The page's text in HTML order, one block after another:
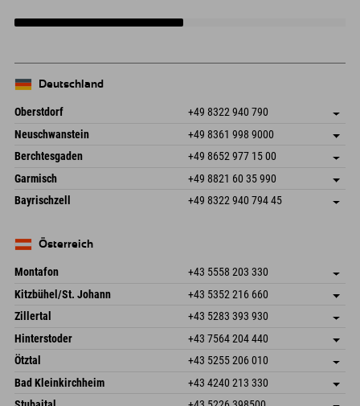
Deutschland
Oberstdorf +49 8322 940 790
An der Breitach 3
87538 Fischen I. Allgäu
Deutschland
Adresse speichern
Anreiseinfos
Buchen
Neuschwanstein +49 8361 998 9000
An der Riese 45
87484 Nesselwang im Allgäu
Deutschland
Adresse speichern
Buchen
Berchtesgaden +49 8652 977 15 00
Hofreitstr. 7
83471 Schönau am Königssee
Deutschland
Adresse speichern
Anreiseinfos
Buchen
Garmisch +49 8821 60 35 990
Frickenstraße 22
82490 Farchant
Adresse speichern
Bayrischzell +49 8322 940 794 45
Deutschland
Österreich
Montafon +43 5558 203 330
Dorfstr. 127b
6793 Gaschurn/Montafon
Österreich
Adresse speichern
Anreiseinfos
Buchen
Kitzbühel/St. Johann +43 5352 216 660
Speckbacherstraße 87
Österreich
Adresse speichern
Buchen
Zillertal +43 5283 393 930
Schmiedau 2
6272 Kaltenbach im Zillertal
Österreich
Adresse speichern
Anreiseinfos
Buchen
Hinterstoder +43 7564 204 440
Freizeitpark 10
Österreich
Adresse speichern
Buchen
Ötztal +43 5255 206 010
Gscheat 14
6441 Umhausen
Österreich
Adresse speichern
Anreiseinfos
Buchen
Bad Kleinkirchheim +43 4240 213 330
Dorfstraße 24
Adresse speichern